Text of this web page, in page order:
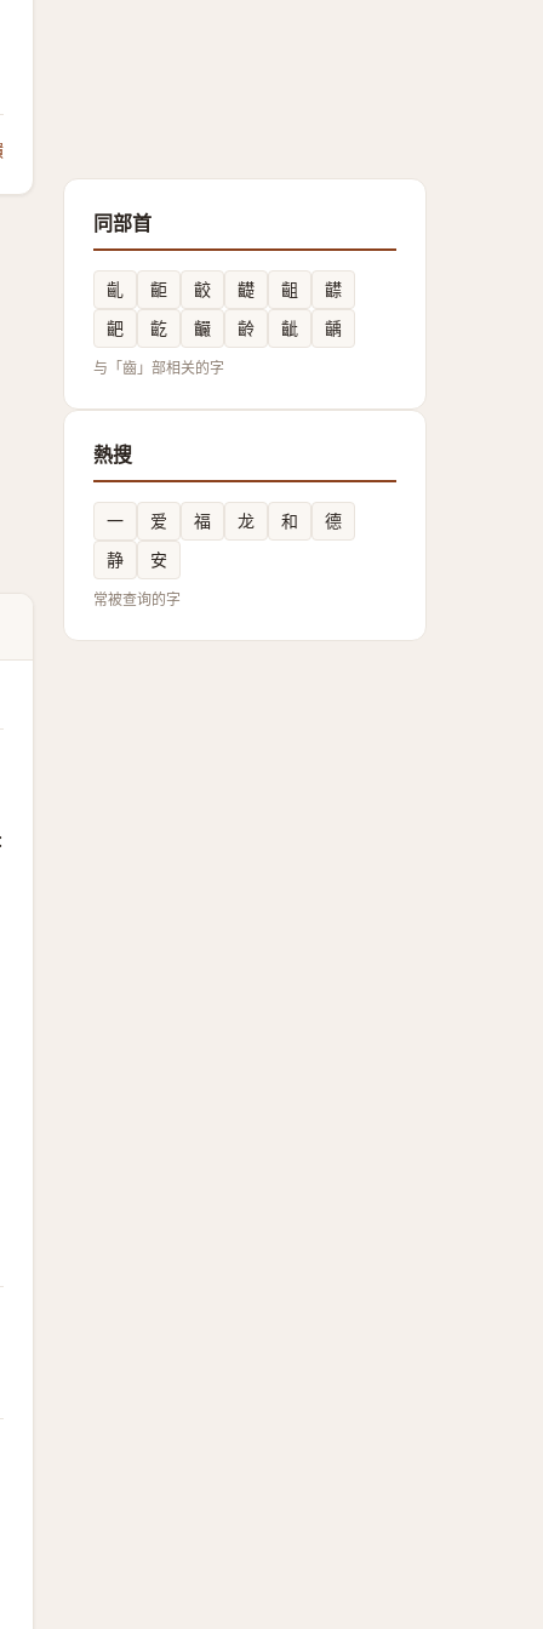
同部首
齓 䶙 齩 齼 齟
齽
䶕
齕 䶫 齡 齜 齲
与「齒」部相关的字
熱搜
一 爱 福 龙 和
德
静
安
常被查询的字